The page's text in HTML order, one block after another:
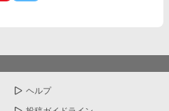
ヘルプ